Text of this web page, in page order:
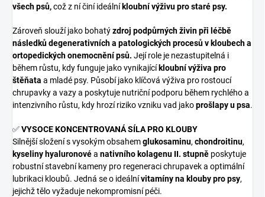
všech psů,což z ní činí ideální kloubní výživu pro staré psy.
Zároveň slouží jako bohatýzdroj podpůrných živin při léčbě
následků degenerativních a patologických procesů v kloubech a
ortopedických onemocnění psů. Její role je nezastupitelná i
během růstu, kdy funguje jako vynikající kloubní výživa pro
štěňata a mladé psy. Působí jako klíčová výživa pro rostoucí
chrupavky a vazy a poskytuje nutriční podporu během rychlého a
intenzivního růstu, kdy hrozí riziko vzniku vad jakoprošlapy u psa.
✅VYSOCE KONCENTROVANÁ SÍLA PRO KLOUBY
Silnější složení s vysokým obsahemglukosaminu,chondroitinu,
kyseliny hyaluronovéa nativního kolagenu II. stupně poskytuje
robustní stavební kameny pro regeneraci chrupavek a optimální
lubrikaci kloubů. Jedná se o ideálnívitamíny na klouby pro psy,
jejichž tělo vyžaduje nekompromisní péči.